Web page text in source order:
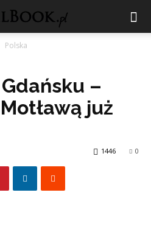
Polska
–
już
0
1446